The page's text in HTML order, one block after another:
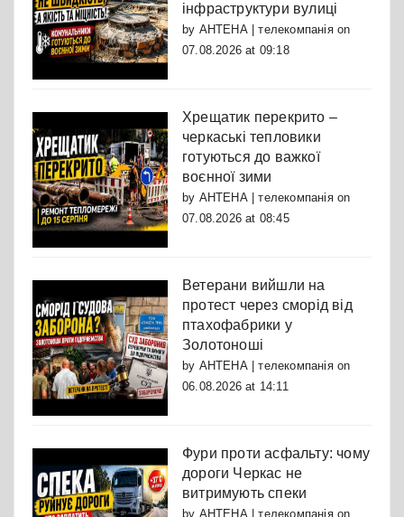
інфраструктури вулиці
by АНТЕНА | телекомпаніяon
07.08.2026 at 09:18
Хрещатик перекрито –
черкаські тепловики
готуються до важкої
воєнної зими
by АНТЕНА | телекомпаніяon
07.08.2026 at 08:45
Ветерани вийшли на
протест через сморід від
птахофабрики у
Золотоноші
by АНТЕНА | телекомпаніяon
06.08.2026 at 14:11
Фури проти асфальту: чому
дороги Черкас не
витримують спеки
by АНТЕНА | телекомпаніяon